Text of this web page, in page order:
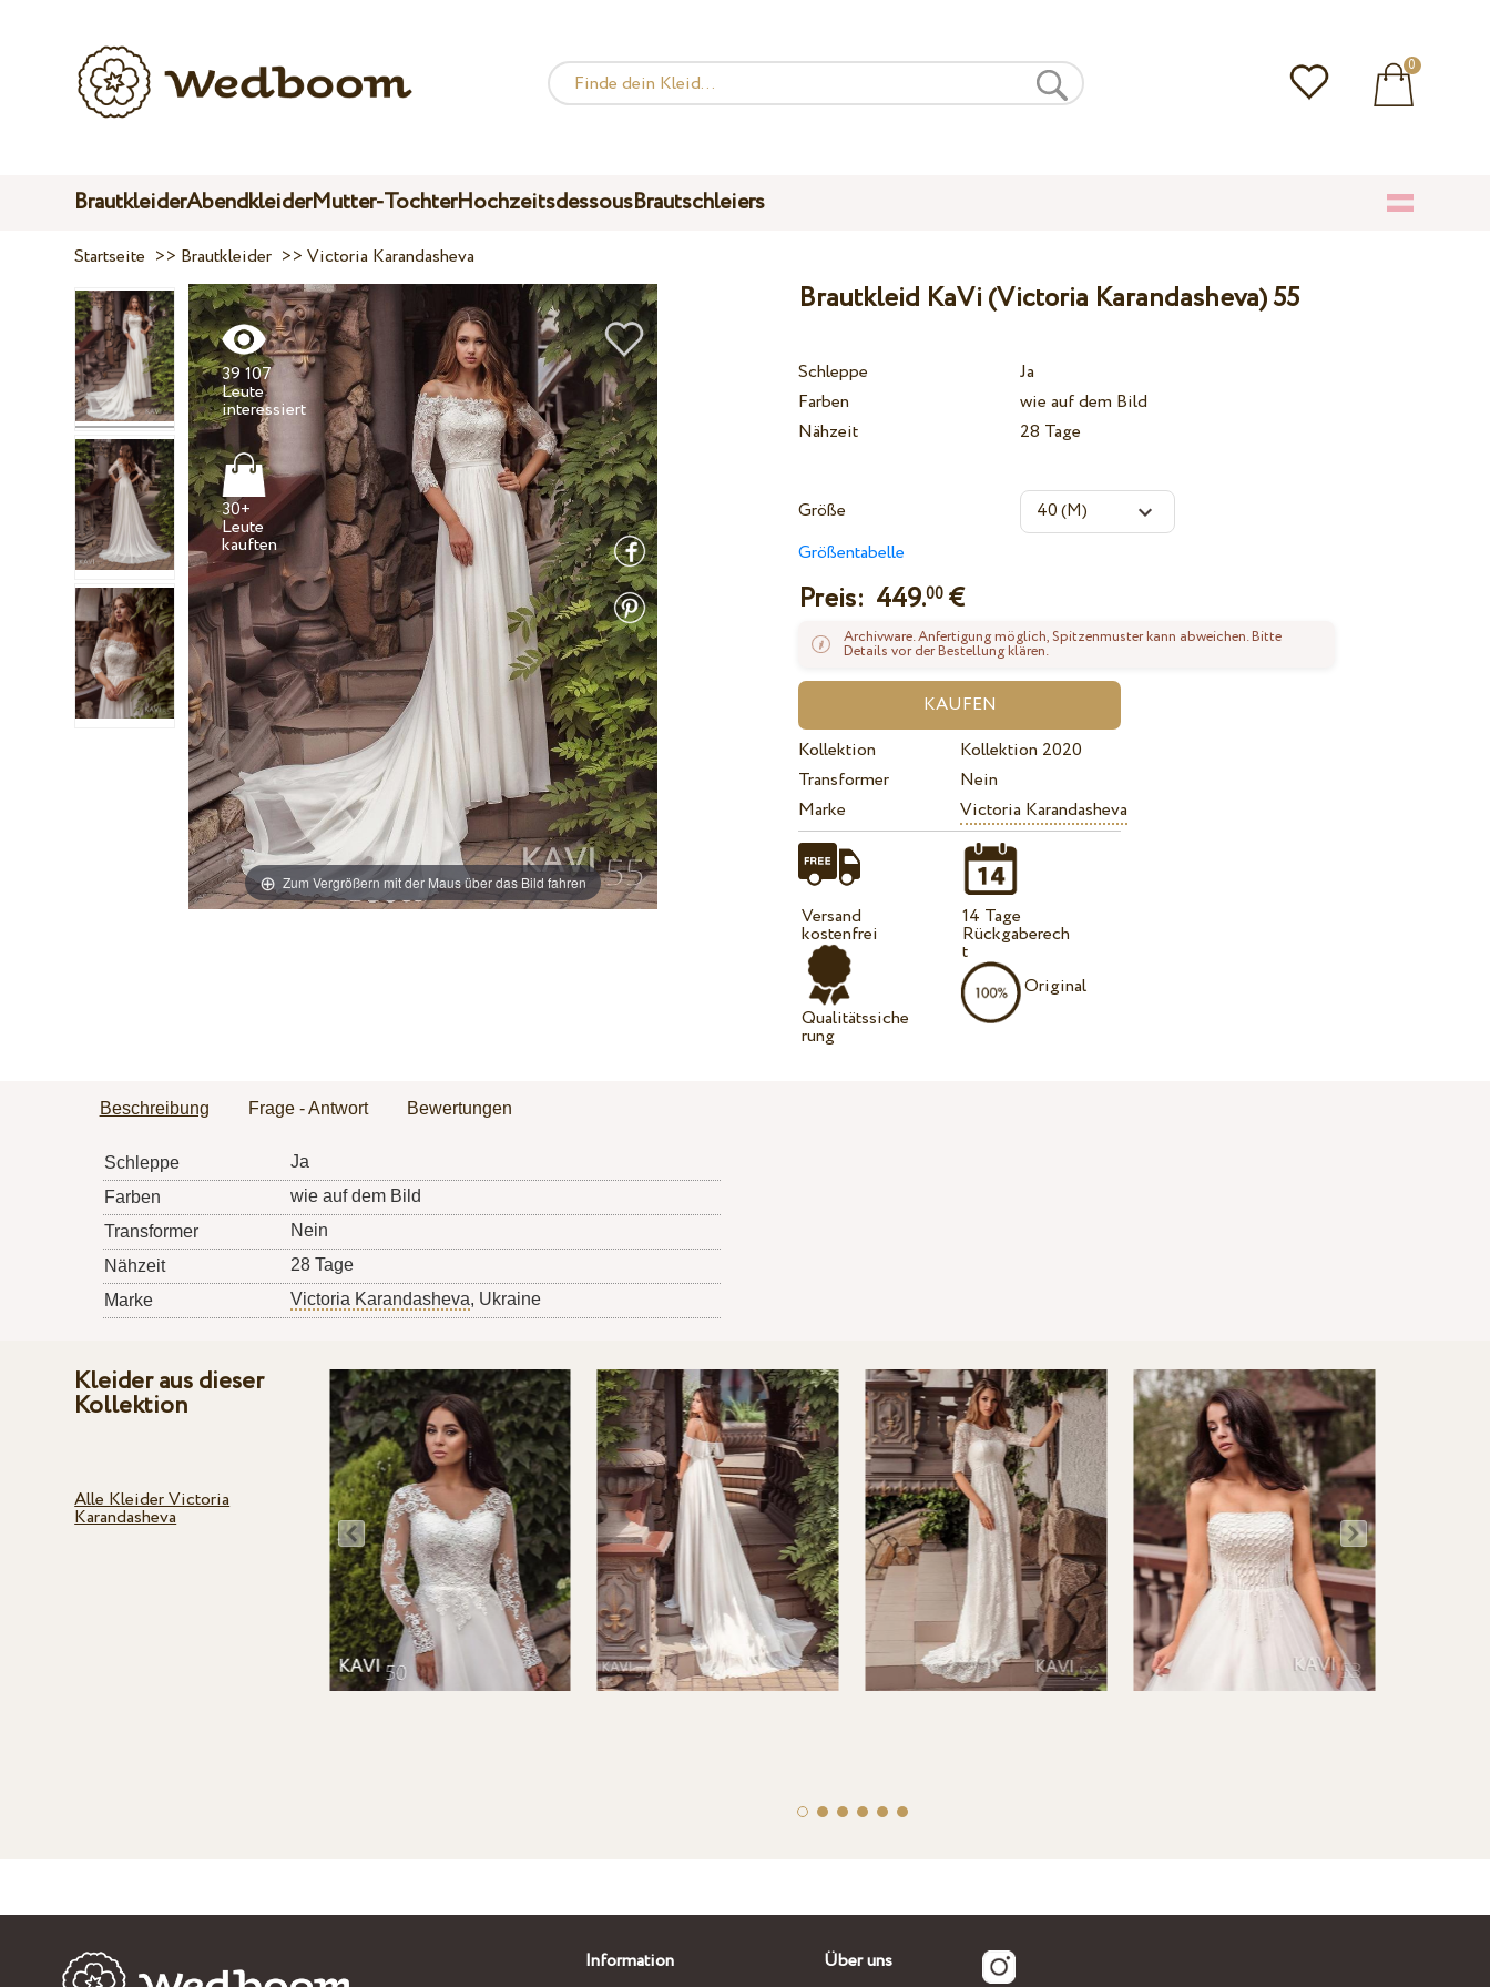
0
BrautkleiderAbendkleiderMutter-TochterHochzeitsdessousBrautschleiers
Startseite >> Brautkleider >>Victoria Karandasheva
Zum Vergrößern mit der Maus über das Bild fahren
39 107
Leute
30+
Leute
kauften
Brautkleid KaVi (Victoria Karandasheva) 55
Schleppe
Ja
Farben
wie auf dem Bild
Nähzeit
28 Tage
Größe
Größentabelle
Preis: 449.00 €
Archivware. Anfertigung möglich, Spitzenmuster kann abweichen. Bitte
Details vor der Bestellung klären.
Kollektion
Kollektion 2020
Transformer
Nein
Marke
Victoria Karandasheva
Versand
kostenfrei
Qualitätssiche
rung
14 Tage
Rückgaberech
t
Original
Beschreibung Frage - Antwort Bewertungen
Schleppe
Ja
Farben
wie auf dem Bild
Transformer
Nein
Nähzeit
28 Tage
Marke
Victoria Karandasheva, Ukraine
Kleider aus dieser
Kollektion
Alle Kleider Victoria
Karandasheva
Information
Über uns